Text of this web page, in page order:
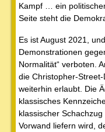
Kampf … ein
Seite steht die
Es ist August 2021,
Demonstrationen
Normalität“ verboten.
die Christopher-
weiterhin erlaubt. Die
klassisches
klassischer
Vorwand liefern wird,